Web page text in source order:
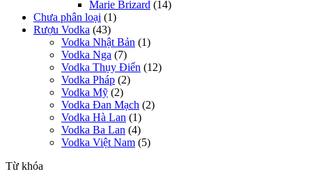
Marie Brizard (14)
Chưa phân loại (1)
Rượu Vodka (43)
Vodka Nhật Bản (1)
Vodka Nga (7)
Vodka Thụy Điển (12)
Vodka Pháp (2)
Vodka Mỹ (2)
Vodka Đan Mạch (2)
Vodka Hà Lan (1)
Vodka Ba Lan (4)
Vodka Việt Nam (5)
Từ khóa